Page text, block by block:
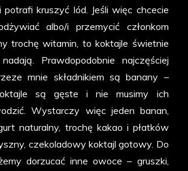
potrafi kruszyć lód. Jeśli więc chcecie
albo/i przemycić członkom
trochę witamin, to koktajle świetnie
Prawdopodobnie najczęściej
mnie składnikiem są banany –
są gęste i nie musimy ich
Wystarczy więc jeden banan,
naturalny, trochę kakao i płatków
czekoladowy koktajl gotowy. Do
dorzucać inne owoce – gruszki,